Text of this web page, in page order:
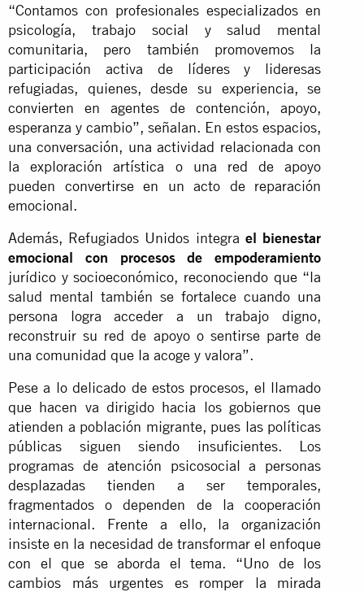
“Contamos con profesionales especializados en
psicología, trabajo social y salud mental
comunitaria, pero también promovemos la
participación activa de líderes y lideresas
refugiadas, quienes, desde su experiencia, se
convierten en agentes de contención, apoyo,
esperanza y cambio”, señalan. En estos espacios,
una conversación, una actividad relacionada con
la exploración artística o una red de apoyo
pueden convertirse en un acto de reparación
emocional.
Además, Refugiados Unidos integra el bienestar
emocional con procesos de empoderamiento
jurídico y socioeconómico, reconociendo que “la
salud mental también se fortalece cuando una
persona logra acceder a un trabajo digno,
reconstruir su red de apoyo o sentirse parte de
una comunidad que la acoge y valora”.
Pese a lo delicado de estos procesos, el llamado
que hacen va dirigido hacia los gobiernos que
atienden a población migrante, pues las políticas
públicas siguen siendo insuficientes. Los
programas de atención psicosocial a personas
desplazadas tienden a ser temporales,
fragmentados o dependen de la cooperación
internacional. Frente a ello, la organización
insiste en la necesidad de transformar el enfoque
con el que se aborda el tema. “Uno de los
cambios más urgentes es romper la mirada